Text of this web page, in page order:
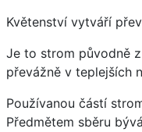
Květenství vytváří
Je to strom původně
převážně v teplejších
Používanou částí
Předmětem sběru